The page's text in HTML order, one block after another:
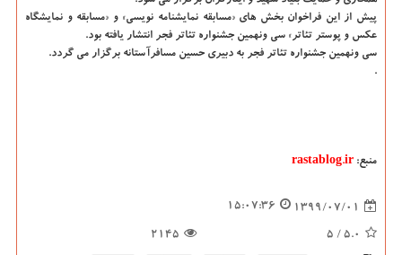
پیش از این فراخوان بخش های «مسابقه نمایشنامه نویسی» و «مسابقه و نمایشگاه
عکس و پوستر تئاتر» سی ونهمین جشنواره تئاتر فجر انتشار یافته بود.
سی ونهمین جشنواره تئاتر فجر به دبیری حسین مسافرآستانه برگزار می گردد.
.
منبع: rastablog.ir
1399/07/01
15:07:36
5.0
/ 5
2145